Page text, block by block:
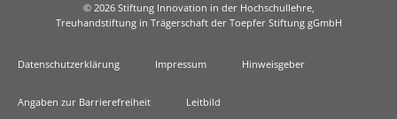
© 2026 Stiftung Innovation in der Hochschullehre,
Treuhandstiftung in Trägerschaft der Toepfer Stiftung gGmbH
Datenschutzerklärung Impressum Hinweisgeber
Angaben zur Barrierefreiheit Leitbild